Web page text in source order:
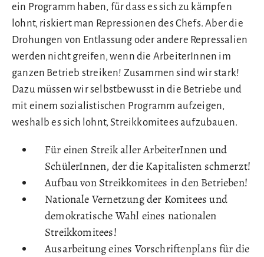
ein Programm haben, für dass es sich zu kämpfen
lohnt, riskiert man Repressionen des Chefs. Aber die
Drohungen von Entlassung oder andere Repressalien
werden nicht greifen, wenn die ArbeiterInnen im
ganzen Betrieb streiken! Zusammen sind wir stark!
Dazu müssen wir selbstbewusst in die Betriebe und
mit einem sozialistischen Programm aufzeigen,
weshalb es sich lohnt, Streikkomitees aufzubauen.
Für einen Streik aller ArbeiterInnen und
SchülerInnen, der die Kapitalisten schmerzt!
Aufbau von Streikkomitees in den Betrieben!
Nationale Vernetzung der Komitees und
demokratische Wahl eines nationalen
Streikkomitees!
Ausarbeitung eines Vorschriftenplans für die